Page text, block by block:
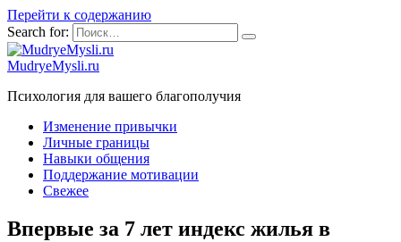
Перейти к содержанию
Search for:
MudryeMysli.ru
Психология для вашего благополучия
Изменение привычки
Личные границы
Навыки общения
Поддержание мотивации
Свежее
Впервые за 7 лет индекс жилья в